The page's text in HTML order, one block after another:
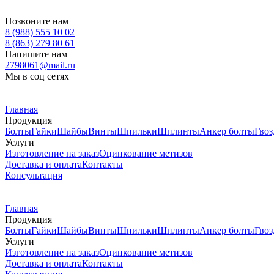
Позвоните нам
8 (988) 555 10 02
8 (863) 279 80 61
Напишите нам
2798061@mail.ru
Мы в соц сетях
Главная
Продукция
БолтыГайкиШайбыВинтыШпилькиШплинтыАнкер болты
Услуги
Изготовление на заказОцинкование метизов
Доставка и оплатаКонтакты
Консультация
Главная
Продукция
БолтыГайкиШайбыВинтыШпилькиШплинтыАнкер болты
Услуги
Изготовление на заказОцинкование метизов
Доставка и оплатаКонтакты